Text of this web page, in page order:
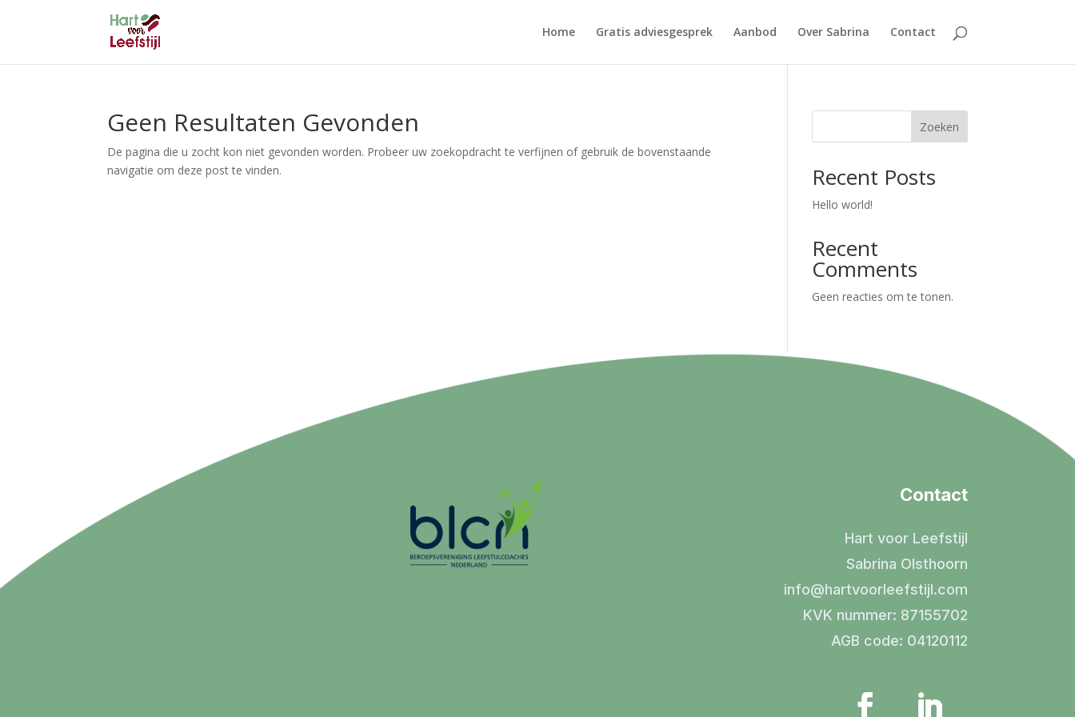
Home Gratis adviesgesprek Aanbod Over Sabrina Contact
Geen Resultaten Gevonden
De pagina die u zocht kon niet gevonden worden. Probeer uw zoekopdracht te verfijnen of gebruik de bovenstaande
navigatie om deze post te vinden.
Zoeken
Recent Posts
Hello world!
Recent
Comments
Geen reacties om te tonen.
Contact
Hart voor Leefstijl
Sabrina Olsthoorn
info@hartvoorleefstijl.com
KVK nummer: 87155702
AGB code: 04120112